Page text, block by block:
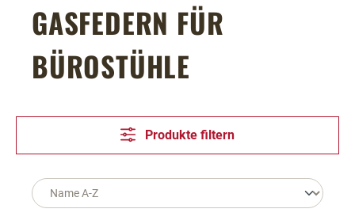
GASFEDERN FÜR
BÜROSTÜHLE
Produkte filtern